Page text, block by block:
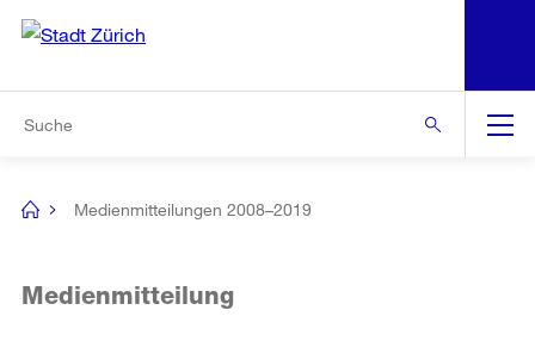
Navigation
[no
Medienmitteilungen 2008–2019
Medienmitteilung